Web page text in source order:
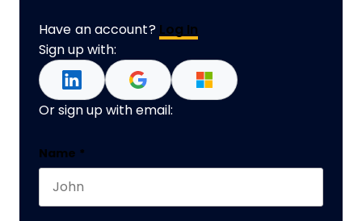
Have an account? Log In
Sign up with:
Or sign up with email:
Instagram
Name *